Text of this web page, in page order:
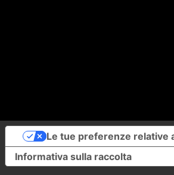
Informativa sulla raccolta
Le tue preferenze relative